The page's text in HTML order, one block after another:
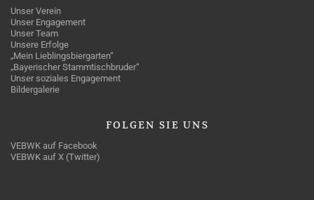
Unser Verein
Unser Engagement
Unser Team
Unsere Erfolge
„Mein Lieblingsbiergarten“
„Bayerischer Stammtischbruder“
Unser soziales Engagement
Bildergalerie
FOLGEN SIE UNS
VEBWK auf Facebook
VEBWK auf X (Twitter)